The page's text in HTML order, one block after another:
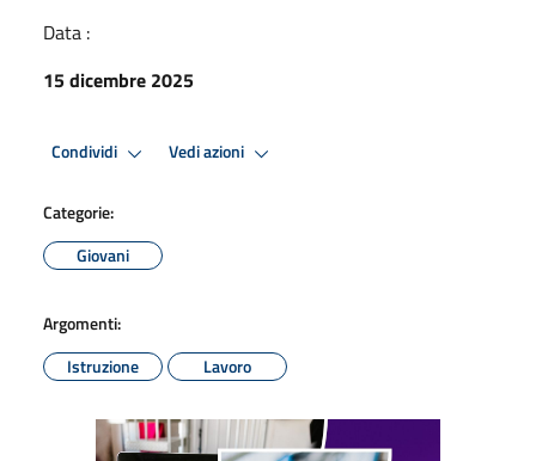
Data :
15 dicembre 2025
Condividi Vedi azioni
Categorie:
Giovani
Argomenti:
Istruzione
Lavoro